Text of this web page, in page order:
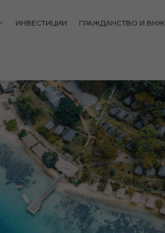
ИНВЕСТИЦИИ ГРАЖДАНСТВО И ВНЖ